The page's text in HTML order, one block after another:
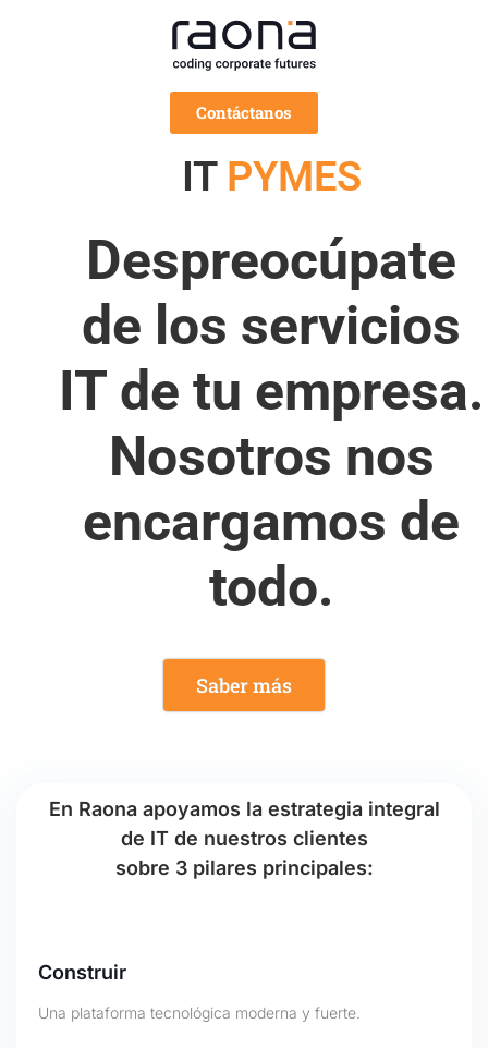
Contáctanos
IT PYMES
Despreocúpate
de los servicios
IT de tu empresa.
Nosotros nos
encargamos de
todo.
Saber más
En Raona apoyamos la estrategia integral
de IT de nuestros clientes
sobre 3 pilares principales:
Construir
Una plataforma tecnológica moderna y fuerte.